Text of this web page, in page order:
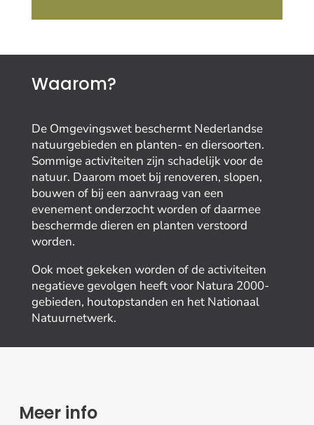
Waarom?
De Omgevingswet beschermt Nederlandse
natuurgebieden en planten- en diersoorten.
Sommige activiteiten zijn schadelijk voor de
natuur. Daarom moet bij renoveren, slopen,
bouwen of bij een aanvraag van een
evenement onderzocht worden of daarmee
beschermde dieren en planten verstoord
worden.
Ook moet gekeken worden of de activiteiten
negatieve gevolgen heeft voor Natura 2000-
gebieden, houtopstanden en het Nationaal
Natuurnetwerk.
Meer info